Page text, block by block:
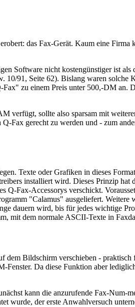
das Fax-Gerät. Kaum eine Firma
Software nicht kostengünstiger ist
91, Seite 62). Bislang waren solche
zu einem Preis unter 500,-DM an.
verfügt, sollte also sparsam mit
Fax gerecht zu werden und - zum
Texte oder Grafiken in dieses
installiert wird. Dieses Prinzip hat
Fax-Accessorys verschickt.
"Calamus" ausgeliefert.
dauern wird, bis für jedes wichtige
mit dem normale ASCII-Texte in
Bildschirm verschieben -
Fenster. Da diese Funktion aber
kann die anzurufende Fax-Num-
wurde, der erste Anwahlversuch